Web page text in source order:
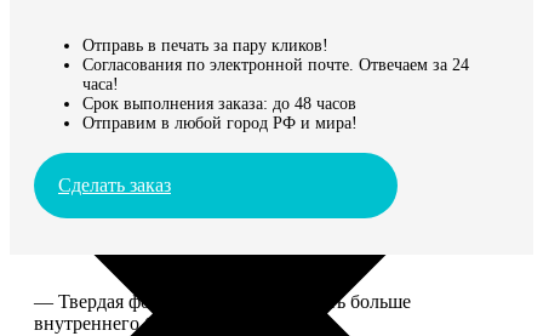
Отправь в печать за пару кликов!
Согласования по электронной почте. Отвечаем за 24
часа!
Срок выполнения заказа: до 48 часов
Отправим в любой город РФ и мира!
Сделать заказ
— Твердая фотообложка, размер чуть больше
внутреннего блока.